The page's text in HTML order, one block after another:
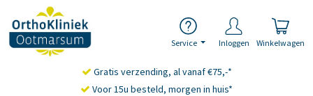
Service Inloggen Winkelwagen
Gratis verzending, al vanaf €75,-*
Voor 15u besteld, morgen in huis*